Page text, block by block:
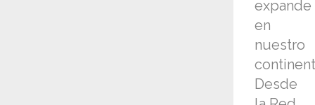
expande
en
nuestro
Desde